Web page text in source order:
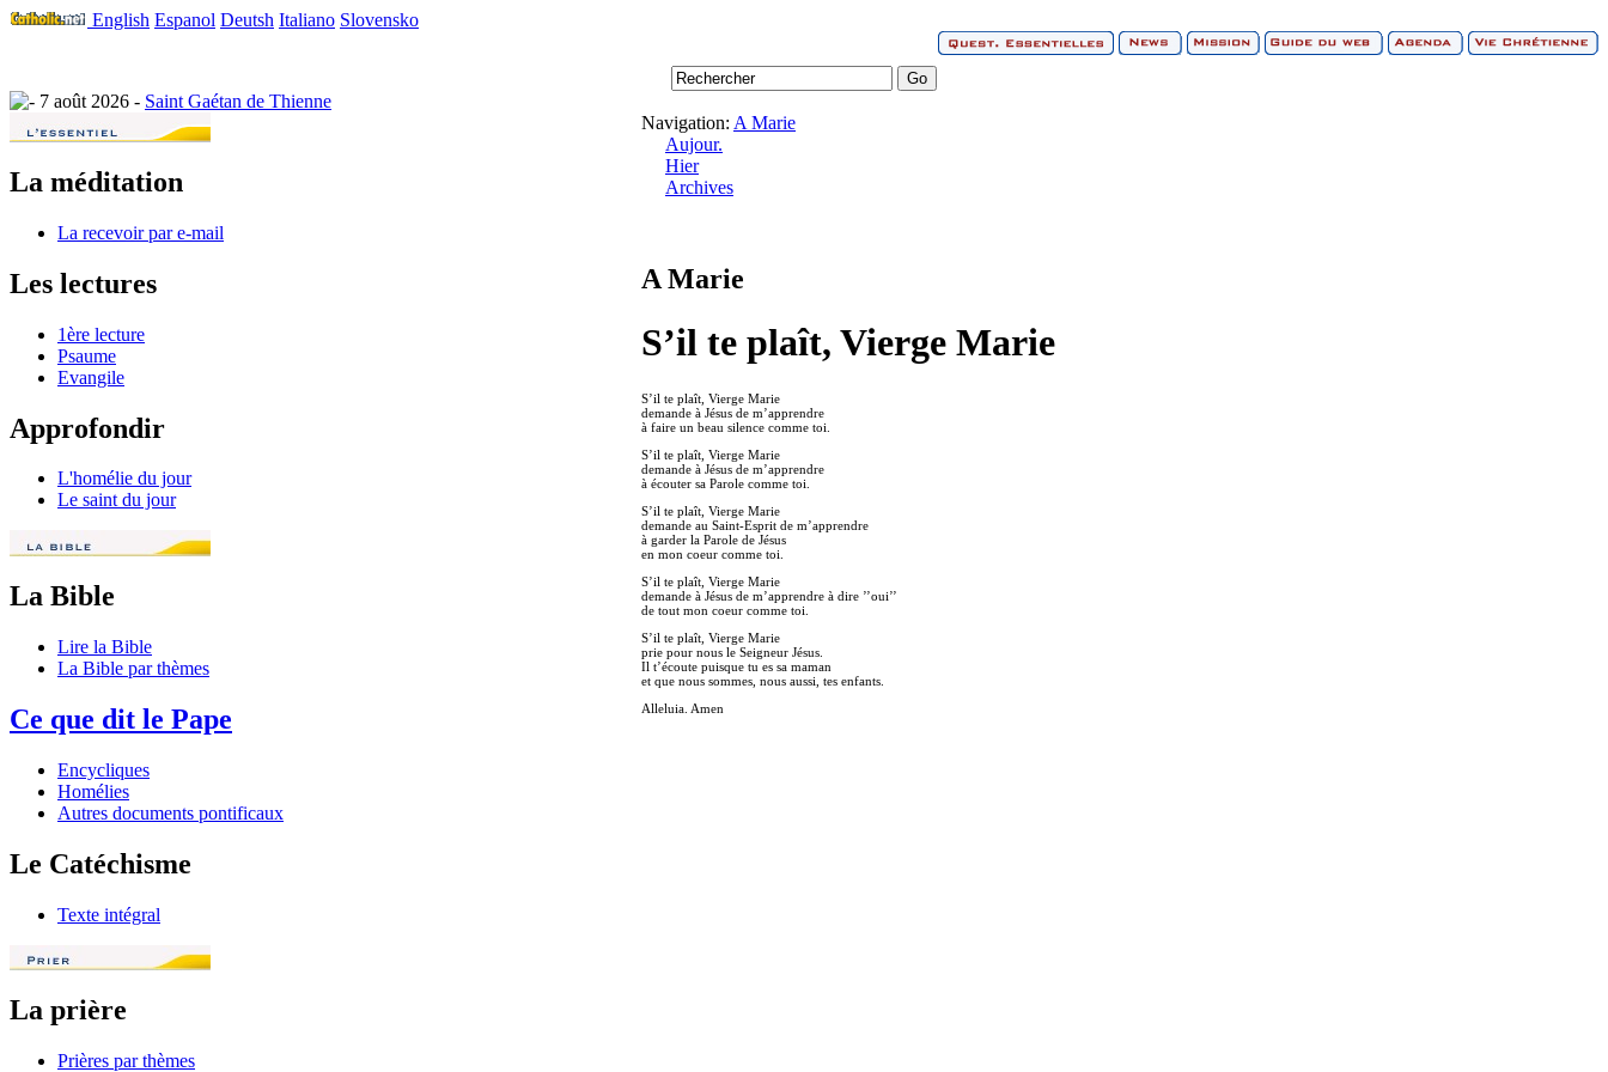
English Espanol Deutsh Italiano Slovensko
7 août 2026 - Saint Gaétan de Thienne
La méditation
La recevoir par e-mail
Les lectures
1ère lecture
Psaume
Evangile
Approfondir
L'homélie du jour
Le saint du jour
La Bible
Lire la Bible
La Bible par thèmes
Ce que dit le Pape
Encycliques
Homélies
Autres documents pontificaux
Le Catéchisme
Texte intégral
La prière
Prières par thèmes
Navigation: A Marie
Aujour.
Hier
Archives
A Marie
S’il te plaît, Vierge Marie
S’il te plaît, Vierge Marie
demande à Jésus de m’apprendre
à faire un beau silence comme toi.
S’il te plaît, Vierge Marie
demande à Jésus de m’apprendre
à écouter sa Parole comme toi.
S’il te plaît, Vierge Marie
demande au Saint-Esprit de m’apprendre
à garder la Parole de Jésus
en mon coeur comme toi.
S’il te plaît, Vierge Marie
demande à Jésus de m’apprendre à dire ’’oui’’
de tout mon coeur comme toi.
S’il te plaît, Vierge Marie
prie pour nous le Seigneur Jésus.
Il t’écoute puisque tu es sa maman
et que nous sommes, nous aussi, tes enfants.
Alleluia. Amen